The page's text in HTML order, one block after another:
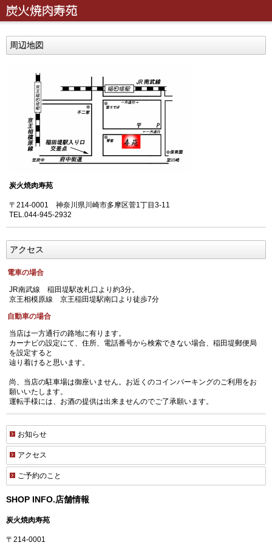
周辺地図
炭火焼肉寿苑
〒214-0001 神奈川県川崎市多摩区菅1丁目3-11
TEL.044-945-2932
アクセス
電車の場合
JR南武線 稲田堤駅改札口より約3分。
京王相模原線 京王稲田堤駅南口より徒歩7分
自動車の場合
当店は一方通行の路地に有ります。
カーナビの設定にて、住所、電話番号から検索できない場合、稲田堤郵便局
を設定すると
辿り着けると思います。
尚、当店の駐車場は御座いません。お近くのコインパーキングのご利用をお
願いいたします。
運転手様には、お酒の提供は出来ませんのでご了承願います。
お知らせ
アクセス
ご予約のこと
SHOP INFO.店舗情報
炭火焼肉寿苑
〒214-0001